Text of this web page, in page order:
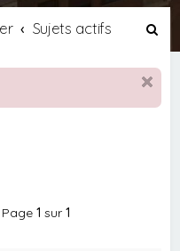
Sujets actifs
c
h
1 sur 1